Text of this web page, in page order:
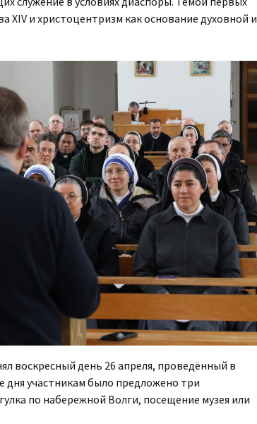
XIV и христоцентризм как основание духовной и
воскресный день 26 апреля, проведённый в
дня участникам было предложено три
по набережной Волги, посещение музея или